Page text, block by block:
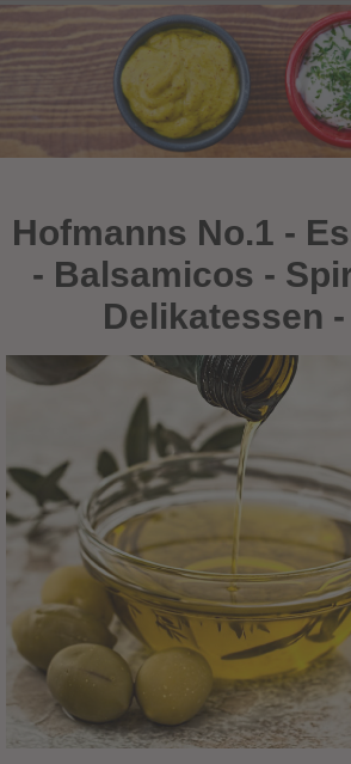
Hofmanns No.1 -
- Balsamicos -
Delikatessen